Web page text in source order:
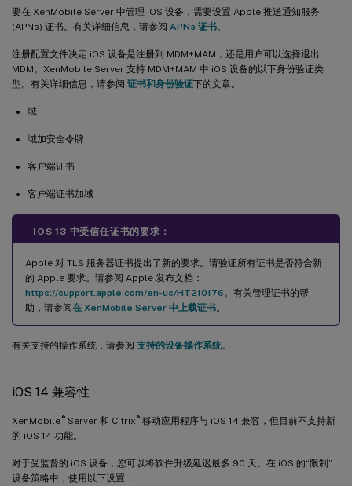
要在 XenMobile Server 中管理 iOS 设备，需要设置 Apple 推送通知服务
(APNs) 证书。有关详细信息，请参阅 APNs 证书。
注册配置文件决定 iOS 设备是注册到 MDM+MAM，还是用户可以选择退出
MDM。XenMobile Server 支持 MDM+MAM 中 iOS 设备的以下身份验证类
型。有关详细信息，请参阅 证书和身份验证下的文章。
域
域加安全令牌
客户端证书
客户端证书加域
IOS 13 中受信任证书的要求：
Apple 对 TLS 服务器证书提出了新的要求。请验证所有证书是否符合新
的 Apple 要求。请参阅 Apple 发布文档：
https://support.apple.com/en-us/HT210176 。有关管理证书的帮
助，请参阅在 XenMobile Server 中上载证书。
有关支持的操作系统，请参阅 支持的设备操作系统。
iOS 14 兼容性
XenMobile ®Server 和 Citrix ® 移动应用程序与 iOS 14 兼容，但目前不支持新
的 iOS 14 功能。
对于受监督的 iOS 设备，您可以将软件升级延迟最多 90 天。在 iOS 的“限制”
设备策略中，使用以下设置：